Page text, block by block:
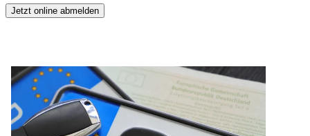
Jetzt online abmelden